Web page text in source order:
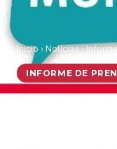
Inicio › Noticias›
INFORME DE